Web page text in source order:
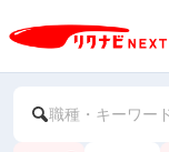
職種・キーワー